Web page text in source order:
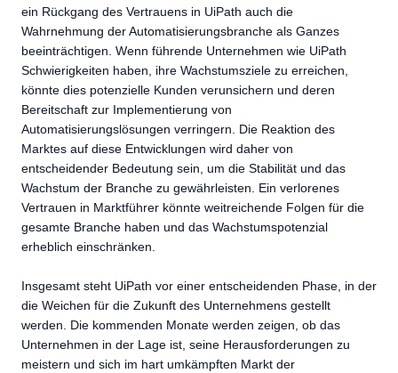
ein Rückgang des Vertrauens in UiPath auch die
Wahrnehmung der Automatisierungsbranche als Ganzes
beeinträchtigen. Wenn führende Unternehmen wie UiPath
Schwierigkeiten haben, ihre Wachstumsziele zu erreichen,
könnte dies potenzielle Kunden verunsichern und deren
Bereitschaft zur Implementierung von
Automatisierungslösungen verringern. Die Reaktion des
Marktes auf diese Entwicklungen wird daher von
entscheidender Bedeutung sein, um die Stabilität und das
Wachstum der Branche zu gewährleisten. Ein verlorenes
Vertrauen in Marktführer könnte weitreichende Folgen für die
gesamte Branche haben und das Wachstumspotenzial
erheblich einschränken.
Insgesamt steht UiPath vor einer entscheidenden Phase, in der
die Weichen für die Zukunft des Unternehmens gestellt
werden. Die kommenden Monate werden zeigen, ob das
Unternehmen in der Lage ist, seine Herausforderungen zu
meistern und sich im hart umkämpften Markt der